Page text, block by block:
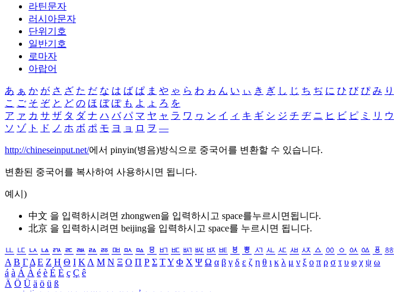
라틴문자
러시아문자
단위기호
일반기호
로마자
아랍어
あ ぁ か が さ ざ た だ な は ば ぱ ま や ゃ ら わ ゎ ん い ぃ き ぎ し じ ち ぢ に ひ び ぴ み り
こ ご そ ぞ と ど の ほ ぼ ぽ も よ ょ ろ を
ア ァ カ サ ザ タ ダ ナ ハ バ パ マ ヤ ャ ラ ワ ヮ ン イ ィ キ ギ シ ジ チ ヂ ニ ヒ ビ ピ ミ リ ウ
ソ ゾ ト ド ノ ホ ボ ポ モ ヨ ョ ロ ヲ ―
http://chineseinput.net/에서 pinyin(병음)방식으로 중국어를 변환할 수 있습니다.
변환된 중국어를 복사하여 사용하시면 됩니다.
예시)
中文 을 입력하시려면 zhongwen을 입력하시고 space를누르시면됩니다.
北京 을 입력하시려면 beijing을 입력하시고 space를 누르시면 됩니다.
ㅥ ㅦ ㅧ ㅨ ㅩ ㅪ ㅫ ㅬ ㅭ ㅮ ㅯ ㅰ ㅱ ㅲ ㅳ ㅴ ㅵ ㅶ ㅷ ㅸ ㅹ ㅺ ㅻ ㅼ ㅽ ㅾ ㅿ ㆀ ㆁ ㆂ ㆃ ㆄ ㆅ
Α Β ΓΔ Ε Ζ Η Θ Ι ΚΛ Μ Ν Ξ Ο Π Ρ Σ ΤΥ Φ Χ Ψ Ω α β γ δ ε ζ η θ ι κ λ μ ν ξ ο π ρ σ τ υ φ χ ψ ω
á à Á À é è É È ç Ç ê
Ä Ö Ü ä ö ü ß